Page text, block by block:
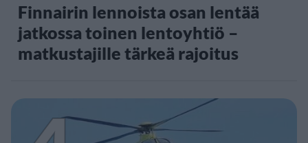
Finnairin lennoista osan lentää
jatkossa toinen lentoyhtiö –
matkustajille tärkeä rajoitus